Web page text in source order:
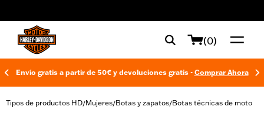
(0)
Envío gratis a partir de 50€ y devoluciones gratis - Comprar Ahora
Tipos de productos HD/Mujeres/Botas y zapatos/Botas técnicas de moto